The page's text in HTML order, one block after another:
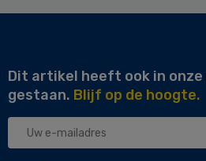
Dit artikel heeft ook in
gestaan. Blijf op de hoogte.
Uw